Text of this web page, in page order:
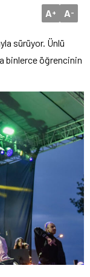
A+ A-
sürüyor. Ünlü
binlerce öğrencinin